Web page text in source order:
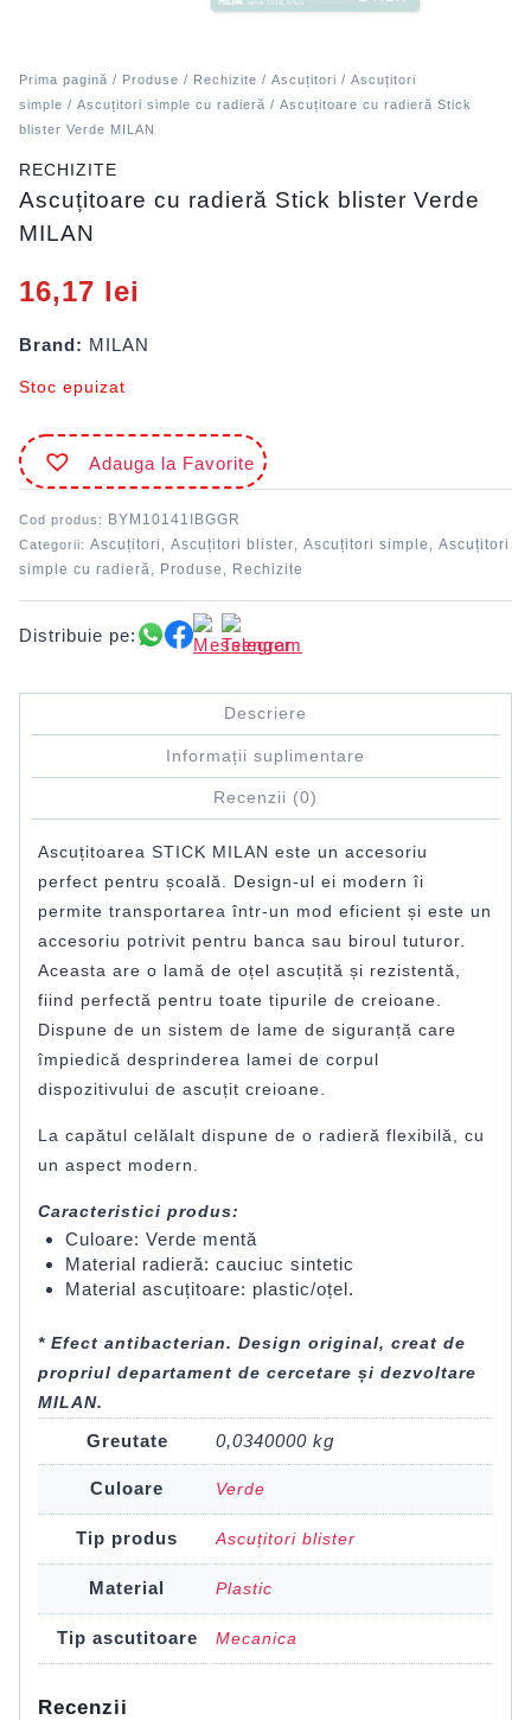
Prima pagină / Produse / Rechizite / Ascuțitori / Ascuțitori
simple / Ascuțitori simple cu radieră / Ascuțitoare cu radieră Stick
blister Verde MILAN
RECHIZITE
Ascuțitoare cu radieră Stick blister Verde
MILAN
16,17 lei
Brand: MILAN
Stoc epuizat
Adauga la Favorite
Cod produs: BYM10141IBGGR
Categorii: Ascuțitori Ascuțitori blister Ascuțitori simple
Ascuțitori
simple cu radieră
Produse Rechizite
Distribuie pe:
Descriere
Informații suplimentare
Recenzii (0)
Ascuțitoarea STICK MILAN este un accesoriu
perfect pentru școală. Design-ul ei modern îi
permite transportarea într-un mod eficient și este un
accesoriu potrivit pentru banca sau biroul tuturor.
Aceasta are o lamă de oțel ascuțită și rezistentă,
fiind perfectă pentru toate tipurile de creioane.
Dispune de un sistem de lame de siguranță care
împiedică desprinderea lamei de corpul
dispozitivului de ascuțit creioane.
La capătul celălalt dispune de o radieră flexibilă, cu
un aspect modern.
Caracteristici produs:
Culoare: Verde mentă
Material radieră: cauciuc sintetic
Material ascuțitoare: plastic/oțel.
* Efect antibacterian. Design original, creat de
propriul departament de cercetare și dezvoltare
MILAN.
Greutate 0,0340000 kg
Culoare Verde
Tip produs Ascuțitori blister
Material Plastic
Tip ascutitoare Mecanica
Recenzii